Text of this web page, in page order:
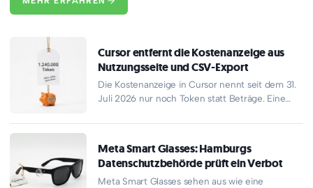
Cursor entfernt die Kostenanzeige aus
Nutzungsseite und CSV-Export
Die Kostenanzeige in Cursor nennt seit dem 31.
Juli 2026 nur noch Token statt Beträge. Eine
Meta Smart Glasses: Hamburgs
Datenschutzbehörde prüft ein Verbot
Meta Smart Glasses sehen aus wie eine